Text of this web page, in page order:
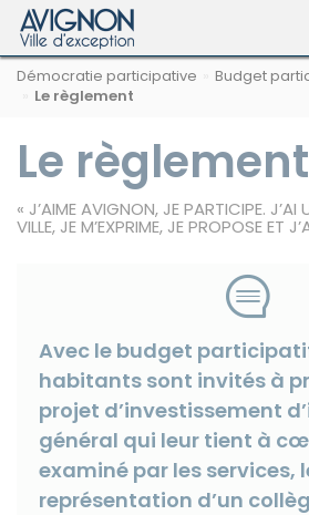
Rechercher
sur
Nous
suivre
les
réseaux
Masquer
Facebook
Twitter
Navigation
parDémocratie participative
Budget
Le règlement
Le règlement
« J’AIME AVIGNON, JE PARTICIPE. J’AI
VILLE, JE M’EXPRIME, JE PROPOSE ET
Avec le budget
habitants sont invités à
projet d’investissement
général qui leur tient à
examiné par les services,
représentation d’un
Panneau de gestion des cookies